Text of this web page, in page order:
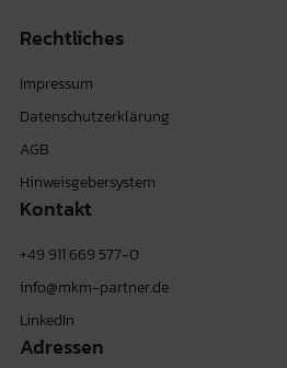
Rechtliches
Impressum
Datenschutzerklärung
AGB
Hinweisgebersystem
Kontakt
+49 911 669 577-0
info@mkm-partner.de
LinkedIn
Adressen